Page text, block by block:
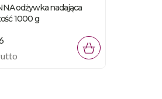
nadająca
objętość 1000 g